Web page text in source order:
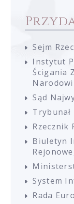
Sejm
Instytut
Ścigania
Sąd
Rzecznik
Biuletyn
System
Rada